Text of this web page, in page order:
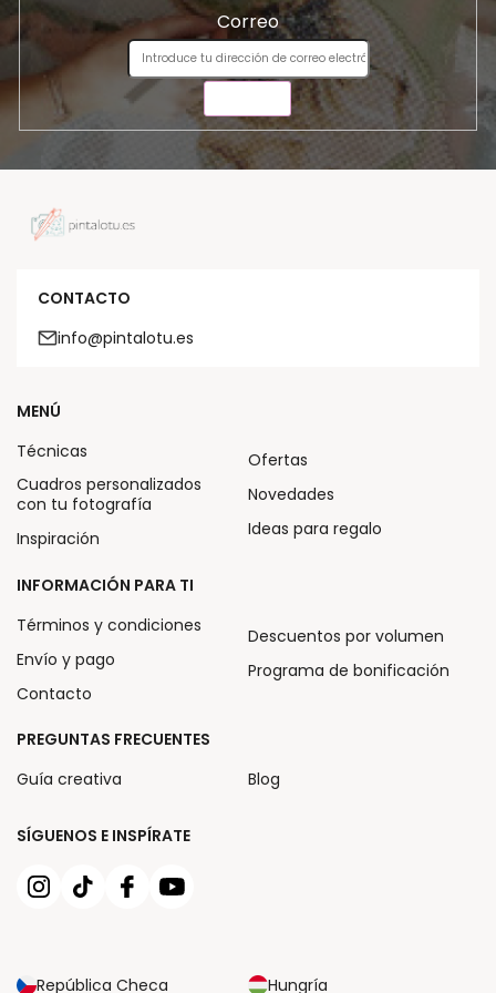
Correo
CONTACTO
info@pintalotu.es
SÍGUENOS E INSPÍRATE
República Checa Hungría
MENÚ
Técnicas
Cuadros personalizados
con tu fotografía
Inspiración
Ofertas
Novedades
Ideas para regalo
INFORMACIÓN PARA TI
Términos y condiciones
Envío y pago
Contacto
Descuentos por volumen
Programa de bonificación
PREGUNTAS FRECUENTES
Guía creativa
Blog